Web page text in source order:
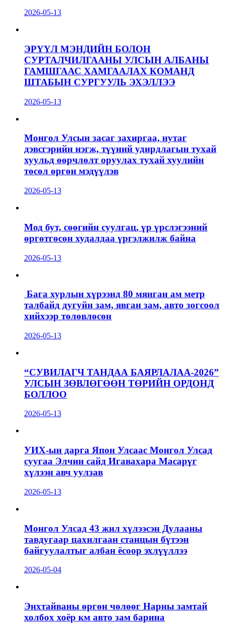
2026-05-13
ЭРҮҮЛ МЭНДИЙН БОЛОН
СУРТАЛЧИЛГААНЫ УЛСЫН АЛБАНЫ
ГАМШГААС ХАМГААЛАХ КОМАНД
ШТАБЫН СУРГУУЛЬ ЭХЭЛЛЭЭ
2026-05-13
Монгол Улсын засаг захиргаа, нутаг
дэвсгэрийн нэгж, түүний удирдлагын тухай
хуульд өөрчлөлт оруулах тухай хуулийн
төсөл өргөн мэдүүлэв
2026-05-13
Мод бут, сөөгийн суулгац, үр үрслэгээний
өргөтгөсөн худалдаа үргэлжилж байна
2026-05-13
Бага хурлын хүрээнд 80 мянган ам метр
талбайд дугуйн зам, явган зам, авто зогсоол
хийхээр төлөвлөсөн
2026-05-13
“СУВИЛАГЧ ТАНДАА БАЯРЛАЛАА-2026”
УЛСЫН ЗӨВЛӨГӨӨН ТӨРИЙН ОРДОНД
БОЛЛОО
2026-05-13
УИХ-ын дарга Япон Улсаас Монгол Улсад
суугаа Элчин сайд Игавахара Масарүг
хүлээн авч уулзав
2026-05-13
Монгол Улсад 43 жил хүлээсэн Дулааны
тавдугаар цахилгаан станцын бүтээн
байгуулалтыг албан ёсоор эхлүүллээ
2026-05-04
Энхтайваны өргөн чөлөөг Нарны замтай
холбох хоёр км авто зам барина